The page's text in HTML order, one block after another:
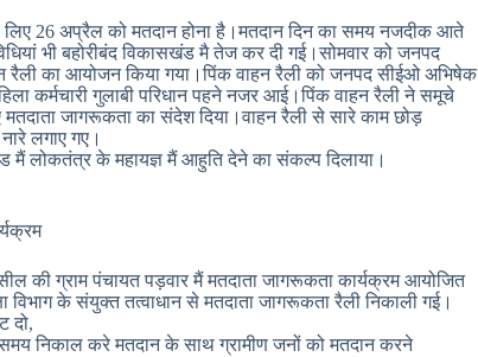
26 अप्रैल को मतदान होना है।मतदान दिन का समय नजदीक आते
भी बहोरीबंद विकासखंड मै तेज कर दी गई।सोमवार को जनपद
रैली का आयोजन किया गया।पिंक वाहन रैली को जनपद सीईओ अभिषेक
कर्मचारी गुलाबी परिधान पहने नजर आई।पिंक वाहन रैली ने समूचे
जागरूकता का संदेश दिया।वाहन रैली से सारे काम छोड़
लगाए गए।
मैं लोकतंत्र के महायज्ञ मैं आहुति देने का संकल्प दिलाया।
की ग्राम पंचायत पड़वार मैं मतदाता जागरूकता कार्यक्रम आयोजित
विभाग के संयुक्त तत्वाधान से मतदाता जागरूकता रैली निकाली गई।
दो,
निकाल करे मतदान के साथ ग्रामीण जनों को मतदान करने